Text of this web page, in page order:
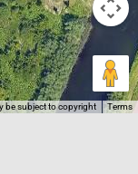
be subject to copyright Terms